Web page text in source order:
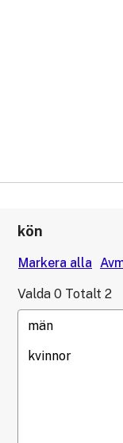
kön
Valda 0 Totalt 2